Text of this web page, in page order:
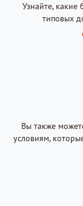
Узнайте,
типовых
Вы также
условиям,